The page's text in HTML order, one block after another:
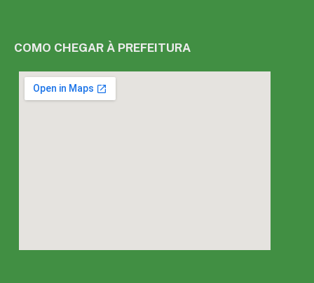
COMO CHEGAR À PREFEITURA